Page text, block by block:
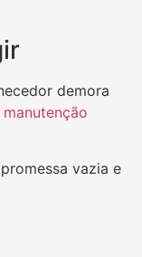
demora
vazia e